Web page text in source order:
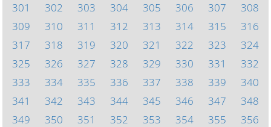
301
302 303 304 305 306 307
308
309
310 311 312 313 314 315
316
317
318 319 320 321 322 323
324
325
326 327 328 329 330 331
332
333
334 335 336 337 338 339
340
341
342 343 344 345 346 347
348
349
350 351 352 353 354 355 356